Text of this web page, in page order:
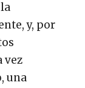
y, por
vez
una